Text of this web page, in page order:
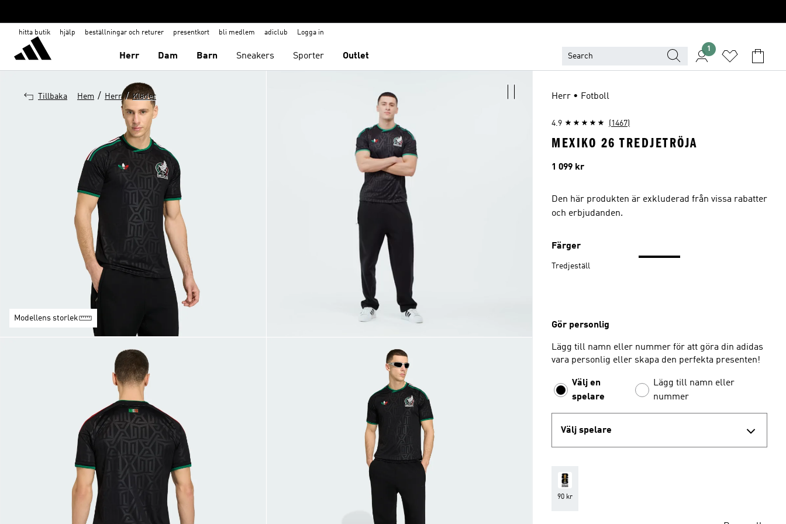
hitta butik hjälp beställningar och returer presentkort bli medlem adiclub Logga in
Herr Dam Barn Sneakers Sporter Outlet
1
Tillbaka Hem / Herr / Kläder
Modellens storlek
Herr • Fotboll
4.9 (1467)
MEXIKO 26 TREDJETRÖJA
Pris
1 099 kr
Den här produkten är exkluderad från vissa rabatter
och erbjudanden.
Färger
Tredjeställ
Gör personlig
Lägg till namn eller nummer för att göra din adidas
vara personlig eller skapa den perfekta presenten!
Välj en
spelare
Lägg till namn eller
nummer
Välj spelare
90 kr